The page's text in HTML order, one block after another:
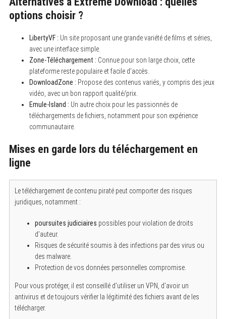
options choisir ?
LibertyVF : Un site proposant une grande variété de films et séries,
avec une interface simple.
Zone-Téléchargement : Connue pour son large choix, cette
plateforme reste populaire et facile d’accès.
DownloadZone : Propose des contenus variés, y compris des jeux
vidéo, avec un bon rapport qualité/prix.
Emule-Island : Un autre choix pour les passionnés de
téléchargements de fichiers, notamment pour son expérience
communautaire.
Mises en garde lors du téléchargement en
ligne
Le téléchargement de contenu piraté peut comporter des risques
juridiques, notamment :
poursuites judiciaires possibles pour violation de droits
d’auteur.
Risques de sécurité soumis à des infections par des virus ou
des malware.
Protection de vos données personnelles compromise.
Pour vous protéger, il est conseillé d’utiliser un VPN, d’avoir un
antivirus et de toujours vérifier la légitimité des fichiers avant de les
télécharger.
e
a
h
f
r